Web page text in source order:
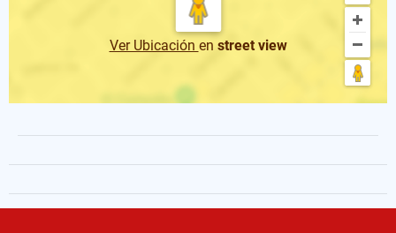
Ver Ubicación en street view